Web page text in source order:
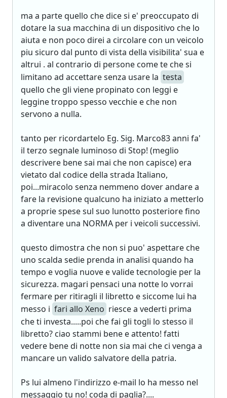
ma a parte quello che dice si e' preoccupato di
dotare la sua macchina di un dispositivo che lo
aiuta e non poco direi a circolare con un veicolo
piu sicuro dal punto di vista della visibilita' sua e
altrui . al contrario di persone come te che si
limitano ad accettare senza usare la testa
quello che gli viene propinato con leggi e
leggine troppo spesso vecchie e che non
servono a nulla.
tanto per ricordartelo Eg. Sig. Marco83 anni fa'
il terzo segnale luminoso di Stop! (meglio
descrivere bene sai mai che non capisce) era
vietato dal codice della strada Italiano,
poi...miracolo senza nemmeno dover andare a
fare la revisione qualcuno ha iniziato a metterlo
a proprie spese sul suo lunotto posteriore fino
a diventare una NORMA per i veicoli successivi.
questo dimostra che non si puo' aspettare che
uno scalda sedie prenda in analisi quando ha
tempo e voglia nuove e valide tecnologie per la
sicurezza. magari pensaci una notte lo vorrai
fermare per ritiragli il libretto e siccome lui ha
messo i fari allo Xeno riesce a vederti prima
che ti investa.....poi che fai gli togli lo stesso il
libretto? ciao stammi bene e attento! fatti
vedere bene di notte non sia mai che ci venga a
mancare un valido salvatore della patria.
Ps lui almeno l'indirizzo e-mail lo ha messo nel
messaggio tu no! coda di paglia?....